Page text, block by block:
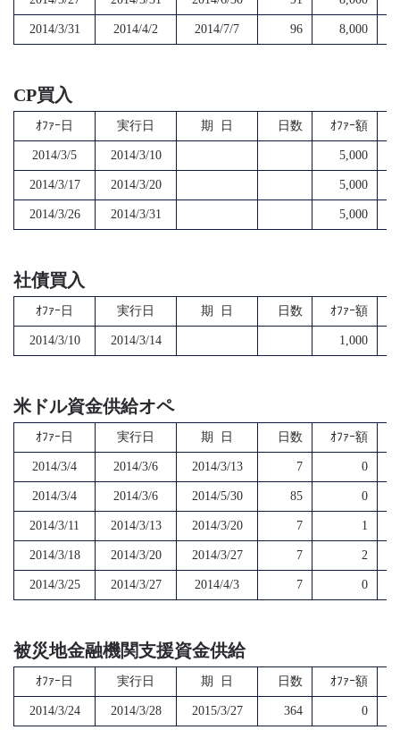
2014/3/31 2014/4/2 2014/7/7 96 8,000
CP買入
ｵﾌｧｰ日 実行日 期 日 日数 ｵﾌｧｰ額
2014/3/5 2014/3/10 5,000
2014/3/17 2014/3/20 5,000
2014/3/26 2014/3/31 5,000
社債買入
ｵﾌｧｰ日 実行日 期 日 日数 ｵﾌｧｰ額
2014/3/10 2014/3/14 1,000
米ドル資金供給オペ
ｵﾌｧｰ日 実行日 期 日 日数 ｵﾌｧｰ額
2014/3/4 2014/3/6 2014/3/13 7 0
2014/3/4 2014/3/6 2014/5/30 85 0
2014/3/11 2014/3/13 2014/3/20 7 1
2014/3/18 2014/3/20 2014/3/27 7 2
2014/3/25 2014/3/27 2014/4/3 7 0
被災地金融機関支援資金供給
ｵﾌｧｰ日 実行日 期 日 日数 ｵﾌｧｰ額
2014/3/24 2014/3/28 2015/3/27 364 0